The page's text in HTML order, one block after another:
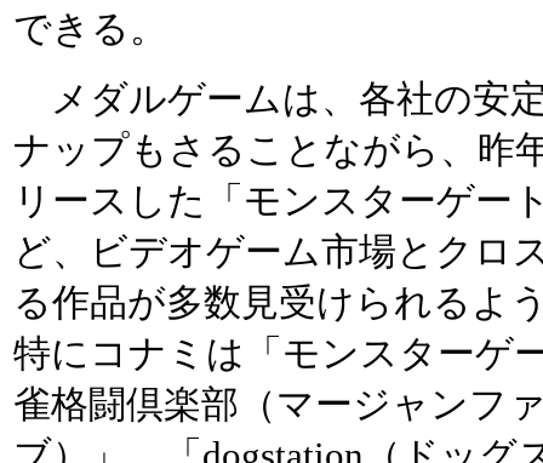
できる。
メダルゲームは、各社の安
ナップもさることながら、昨
リースした「モンスターゲー
ど、ビデオゲーム市場とクロ
る作品が多数見受けられるよ
特にコナミは「モンスターゲ
雀格闘倶楽部（マージャンフ